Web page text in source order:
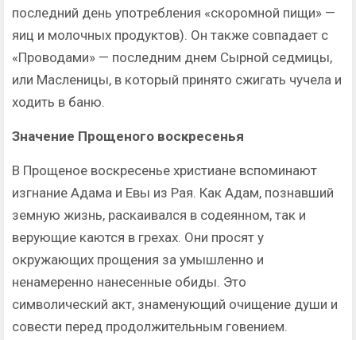
последний день употребления «скоромной пищи» —
яиц и молочных продуктов). Он также совпадает с
«Проводами» — последним днем Сырной седмицы,
или Масленицы, в который принято сжигать чучела и
ходить в баню.
Значение Прощеного воскресенья
В Прощеное воскресенье христиане вспоминают
изгнание Адама и Евы из Рая. Как Адам, познавший
земную жизнь, раскаивался в содеянном, так и
верующие каются в грехах. Они просят у
окружающих прощения за умышленно и
ненамеренно нанесенные обиды. Это
символический акт, знаменующий очищение души и
совести перед продолжительным говением.